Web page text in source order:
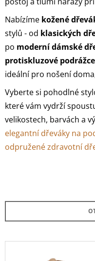
Nabízíme kožené
stylů - od klasických
po moderní dámské
protiskluzové podrážce
ideální pro nošení
Vyberte si pohodlné
které vám vydrží
velikostech, barvách a
elegantní dřeváky na
odpružené zdravotní
V
1
430
Kč